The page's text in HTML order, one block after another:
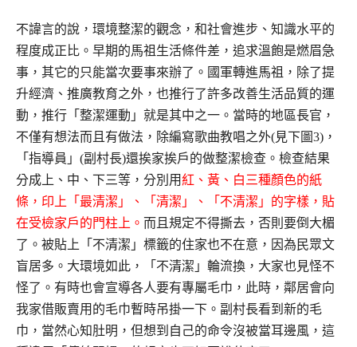
不諱言的說，環境整潔的觀念，和社會進步、知識水平的
程度成正比。早期的馬祖生活條件差，追求溫飽是燃眉急
事，其它的只能當次要事來辦了。國軍轉進馬祖，除了提
升經濟、推廣教育之外，也推行了許多改善生活品質的運
動，推行「整潔運動」就是其中之一。當時的地區長官，
不僅有想法而且有做法，除編寫歌曲教唱之外(見下圖3)，
「指導員」(副村長)還挨家挨戶的做整潔檢查。檢查結果
分成上、中、下三等，分別用紅、黃、白三種顏色的紙
條，印上「最清潔」、「清潔」、「不清潔」的字樣，貼
在受檢家戶的門柱上。 而且規定不得撕去，否則要倒大楣
了。被貼上「不清潔」標籤的住家也不在意，因為民眾文
盲居多。大環境如此，「不清潔」輪流換，大家也見怪不
怪了。有時也會宣導各人要有專屬毛巾，此時，鄰居會向
我家借販賣用的毛巾暫時吊掛一下。副村長看到新的毛
巾，當然心知肚明，但想到自己的命令沒被當耳邊風，這